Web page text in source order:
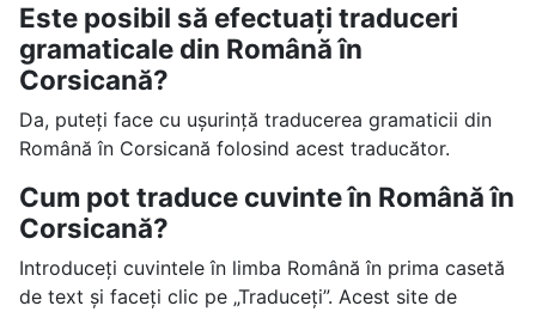
Este posibil să efectuați traduceri
gramaticale din Română în
Corsicană?
Da, puteți face cu ușurință traducerea gramaticii din
Română în Corsicană folosind acest traducător.
Cum pot traduce cuvinte în Română în
Corsicană?
Introduceți cuvintele în limba Română în prima casetă
de text și faceți clic pe „Traduceți”. Acest site de